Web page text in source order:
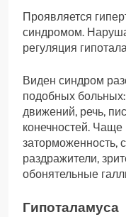
Проявляется
синдромом.
регуляция
Виден синдром
подобных
движений, речь,
конечностей.
заторможенность,
раздражители,
обонятельные
Гипоталамуса